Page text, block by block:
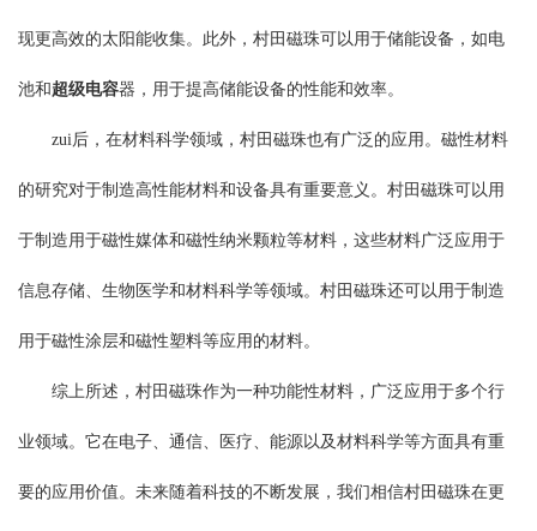
现更高效的太阳能收集。此外，村田磁珠可以用于储能设备，如电
池和 超级电容器，用于提高储能设备的性能和效率。
zui后，在材料科学领域，村田磁珠也有广泛的应用。磁性材料
的研究对于制造高性能材料和设备具有重要意义。村田磁珠可以用
于制造用于磁性媒体和磁性纳米颗粒等材料，这些材料广泛应用于
信息存储、生物医学和材料科学等领域。村田磁珠还可以用于制造
用于磁性涂层和磁性塑料等应用的材料。
综上所述，村田磁珠作为一种功能性材料，广泛应用于多个行
业领域。它在电子、通信、医疗、能源以及材料科学等方面具有重
要的应用价值。未来随着科技的不断发展，我们相信村田磁珠在更